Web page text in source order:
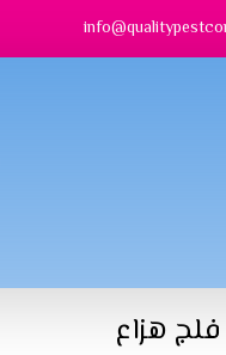
هزاع